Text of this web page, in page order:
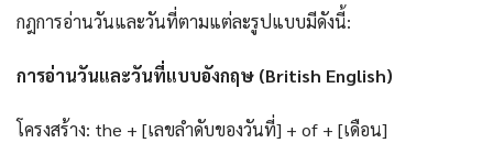
กฎการอ่านวันและวันที่ตามแต่ละรูปแบบมีดังนี้:
การอ่านวันและวันที่แบบอังกฤษ (British English)
โครงสร้าง: the + [เลขลำดับของวันที่] + of + [เดือน]